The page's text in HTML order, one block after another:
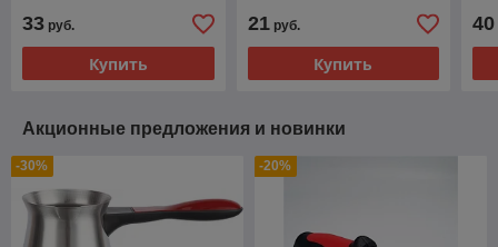
33 руб.
Купить
21руб.
Купить
40
Акционные предложения и новинки
-30% -20%